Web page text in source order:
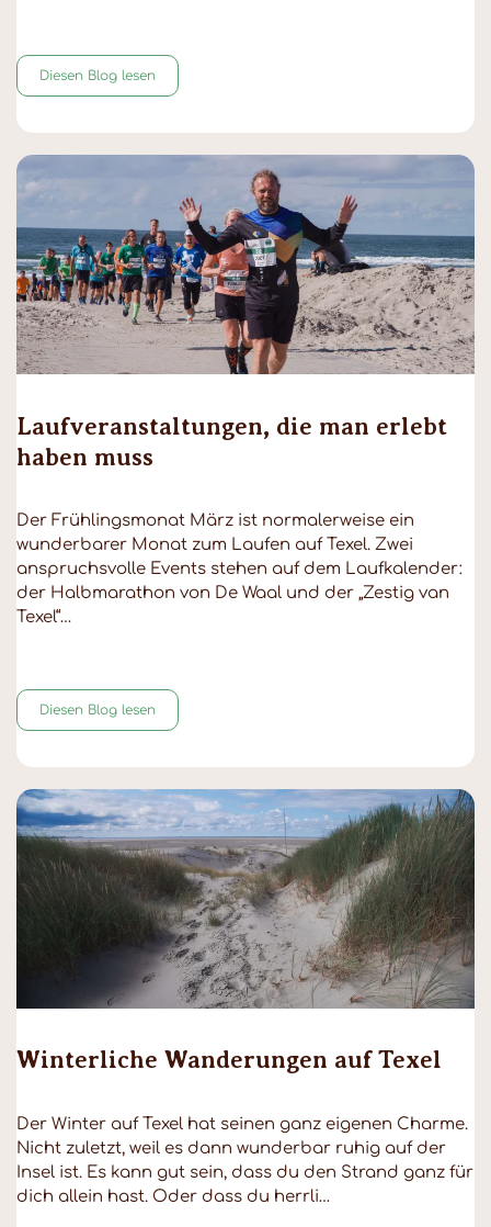
Diesen Blog lesen
Laufveranstaltungen, die man erlebt
haben muss
Der Frühlingsmonat März ist normalerweise ein
wunderbarer Monat zum Laufen auf Texel. Zwei
anspruchsvolle Events stehen auf dem Laufkalender:
der Halbmarathon von De Waal und der „Zestig van
Texel“…
Diesen Blog lesen
Winterliche Wanderungen auf Texel
Der Winter auf Texel hat seinen ganz eigenen Charme.
Nicht zuletzt, weil es dann wunderbar ruhig auf der
Insel ist. Es kann gut sein, dass du den Strand ganz für
dich allein hast. Oder dass du herrli…